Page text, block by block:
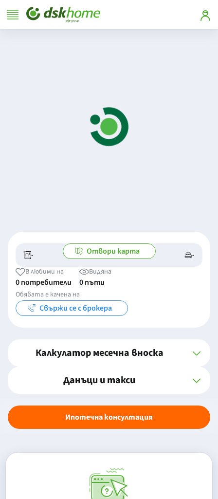
- -/- -
Отвори карта
В любими на
0 потребители
Видяна
0 пъти
Обявата е качена на
Свържи се с брокера
Калкулатор месечна вноска
Данъци и такси
Ипотечна консултация